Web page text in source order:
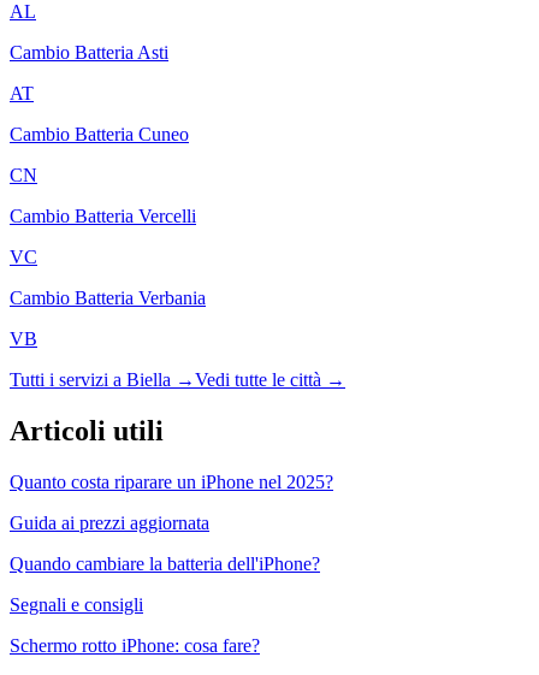
AL
Cambio Batteria Asti
AT
Cambio Batteria Cuneo
CN
Cambio Batteria Vercelli
VC
Cambio Batteria Verbania
VB
Tutti i servizi a Biella →Vedi tutte le città →
Articoli utili
Quanto costa riparare un iPhone nel 2025?
Guida ai prezzi aggiornata
Quando cambiare la batteria dell'iPhone?
Segnali e consigli
Schermo rotto iPhone: cosa fare?